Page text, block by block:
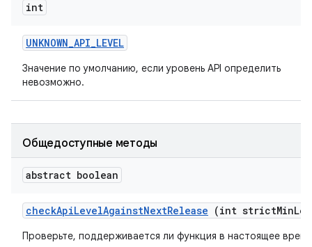
int
UNKNOWN_API_LEVEL
Значение по умолчанию, если уровень API определить
невозможно.
Общедоступные методы
abstract boolean
checkApiLevelAgainstNextRelease (int strictMin
Проверьте, поддерживается ли функция в настоящее